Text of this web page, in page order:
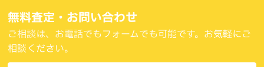
食器 （3）
ブランド品 （47）
カルティエ （4）
グッチ （6）
無料査定・お問い合わせ
ご相談は、お電話でもフォームでも可能です。お気軽にご
相談ください。